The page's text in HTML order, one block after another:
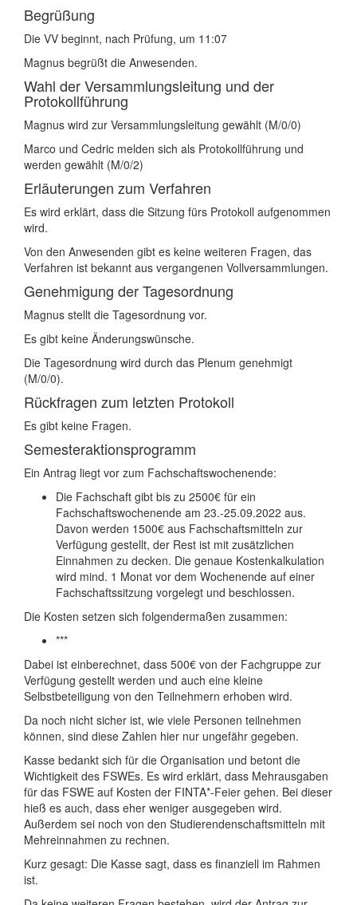
Begrüßung
Die VV beginnt, nach Prüfung, um 11:07
Magnus begrüßt die Anwesenden.
Wahl der Versammlungsleitung und der
Protokollführung
Magnus wird zur Versammlungsleitung gewählt (M/0/0)
Marco und Cedric melden sich als Protokollführung und
werden gewählt (M/0/2)
Erläuterungen zum Verfahren
Es wird erklärt, dass die Sitzung fürs Protokoll aufgenommen
wird.
Von den Anwesenden gibt es keine weiteren Fragen, das
Verfahren ist bekannt aus vergangenen Vollversammlungen.
Genehmigung der Tagesordnung
Magnus stellt die Tagesordnung vor.
Es gibt keine Änderungswünsche.
Die Tagesordnung wird durch das Plenum genehmigt
(M/0/0).
Rückfragen zum letzten Protokoll
Es gibt keine Fragen.
Semesteraktionsprogramm
Ein Antrag liegt vor zum Fachschaftswochenende:
Die Fachschaft gibt bis zu 2500€ für ein
Fachschaftswochenende am 23.-25.09.2022 aus.
Davon werden 1500€ aus Fachschaftsmitteln zur
Verfügung gestellt, der Rest ist mit zusätzlichen
Einnahmen zu decken. Die genaue Kostenkalkulation
wird mind. 1 Monat vor dem Wochenende auf einer
Fachschaftssitzung vorgelegt und beschlossen.
Die Kosten setzen sich folgendermaßen zusammen:
***
Dabei ist einberechnet, dass 500€ von der Fachgruppe zur
Verfügung gestellt werden und auch eine kleine
Selbstbeteiligung von den Teilnehmern erhoben wird.
Da noch nicht sicher ist, wie viele Personen teilnehmen
können, sind diese Zahlen hier nur ungefähr gegeben.
Kasse bedankt sich für die Organisation und betont die
Wichtigkeit des FSWEs. Es wird erklärt, dass Mehrausgaben
für das FSWE auf Kosten der FINTA*-Feier gehen. Bei dieser
hieß es auch, dass eher weniger ausgegeben wird.
Außerdem sei noch von den Studierendenschaftsmitteln mit
Mehreinnahmen zu rechnen.
Kurz gesagt: Die Kasse sagt, dass es finanziell im Rahmen
ist.